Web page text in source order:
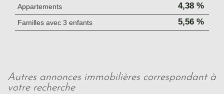
Appartements 4,38 %
Familles avec 3 enfants 5,56 %
autres annonces immobilières correspondant à
votre recherche